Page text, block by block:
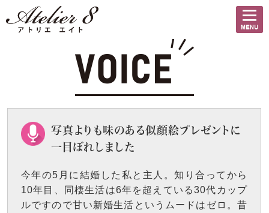
写真よりも味のある似顔絵プレゼントに
一目ぼれしました
今年の5月に結婚した私と主人。知り合ってから
10年目、同棲生活は6年を超えている30代カップ
ルですので甘い新婚生活というムードはゼロ。昔